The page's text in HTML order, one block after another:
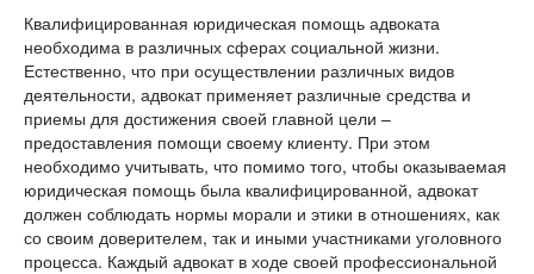
Квалифицированная юридическая помощь адвоката
необходима в различных сферах социальной жизни.
Естественно, что при осуществлении различных видов
деятельности, адвокат применяет различные средства и
приемы для достижения своей главной цели –
предоставления помощи своему клиенту. При этом
необходимо учитывать, что помимо того, чтобы оказываемая
юридическая помощь была квалифицированной, адвокат
должен соблюдать нормы морали и этики в отношениях, как
со своим доверителем, так и иными участниками уголовного
процесса. Каждый адвокат в ходе своей профессиональной